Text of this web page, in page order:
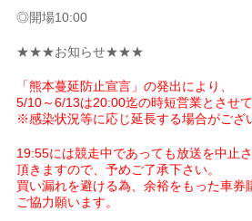
◎開場10:00
★★★お知らせ★★★
「熊本蔓延防止宣言」の発出により、
5/10～6/13は20:00迄の時短営業とさせて
※感染状況等に応じ延長する場合がござ
19:55には競走中であっても放送を中止
頂きますので、予めご了承下さい。
買い漏れを避ける為、余裕をもった車券
ご協力願います。